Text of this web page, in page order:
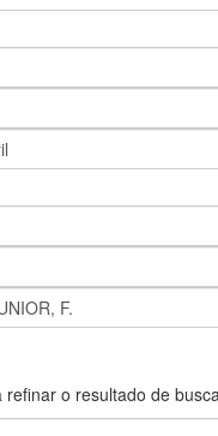
refinar o resultado de